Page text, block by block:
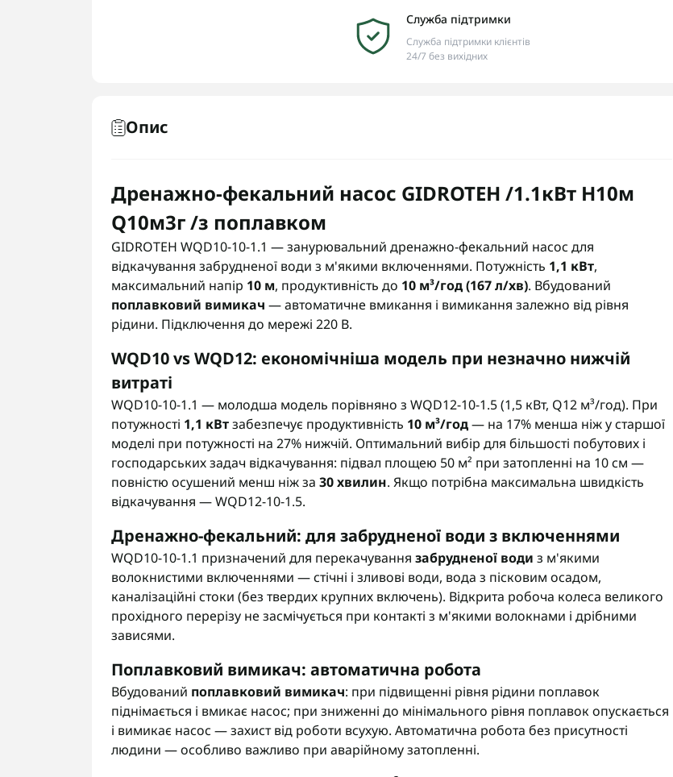
Служба підтримки
Служба підтримки клієнтів
24/7 без вихідних
Опис
Дренажно-фекальний насос GIDROTEH /1.1кВт H10м
Q10м3г /з поплавком
GIDROTEH WQD10-10-1.1 — занурювальний дренажно-фекальний насос для
відкачування забрудненої води з м'якими включеннями. Потужність 1,1 кВт,
максимальний напір 10 м, продуктивність до 10 м³/год (167 л/хв). Вбудований
поплавковий вимикач — автоматичне вмикання і вимикання залежно від рівня
рідини. Підключення до мережі 220 В.
WQD10 vs WQD12: економічніша модель при незначно нижчій
витраті
WQD10-10-1.1 — молодша модель порівняно з WQD12-10-1.5 (1,5 кВт, Q12 м³/год). При
потужності 1,1 кВтзабезпечує продуктивність 10 м³/год— на 17% менша ніж у старшої
моделі при потужності на 27% нижчій. Оптимальний вибір для більшості побутових і
господарських задач відкачування: підвал площею 50 м² при затопленні на 10 см —
повністю осушений менш ніж за 30 хвилин. Якщо потрібна максимальна швидкість
відкачування — WQD12-10-1.5.
Дренажно-фекальний: для забрудненої води з включеннями
WQD10-10-1.1 призначений для перекачування забрудненої води з м'якими
волокнистими включеннями — стічні і зливові води, вода з пісковим осадом,
каналізаційні стоки (без твердих крупних включень). Відкрита робоча колеса великого
прохідного перерізу не засмічується при контакті з м'якими волокнами і дрібними
зависями.
Поплавковий вимикач: автоматична робота
Вбудований поплавковий вимикач: при підвищенні рівня рідини поплавок
піднімається і вмикає насос; при зниженні до мінімального рівня поплавок опускається
і вимикає насос — захист від роботи всухую. Автоматична робота без присутності
людини — особливо важливо при аварійному затопленні.